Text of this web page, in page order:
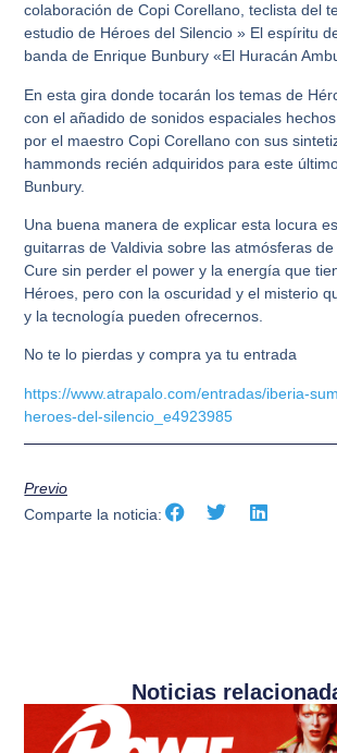
colaboración de Copi Corellano, teclista del
estudio de Héroes del Silencio » El espíritu
banda de Enrique Bunbury «El Huracán
En esta gira donde tocarán los temas de
con el añadido de sonidos espaciales
por el maestro Copi Corellano con sus
hammonds recién adquiridos para este
Bunbury.
Una buena manera de explicar esta locura
guitarras de Valdivia sobre las atmósferas
Cure sin perder el power y la energía que
Héroes, pero con la oscuridad y el misterio
y la tecnología pueden ofrecernos.
No te lo pierdas y compra ya tu entrada
https://www.atrapalo.com/entradas/iberia-
heroes-del-silencio_e4923985
Previo
Comparte la noticia:
Noticias